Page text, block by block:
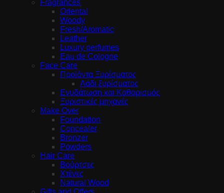
Fragrances
Oriental
Woody
Fresh/Aromatic
Leather
Luxury perfumes
Eau de Cologne
Face Care
Προϊόντα Ξυρίσματος
Λάδι ξυρίσματος
Ενυδάτωση και Καθαρισμός
Ξυριστικές μηχανές
Make Over
Foundation
Concealer
Bronzer
Powders
Hair Care
Βούρτσες
Χτένες
Natural Wood